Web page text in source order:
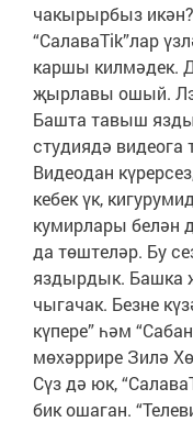
чакырырбыз
“СалаваTik”лар
каршы килмәдек.
җырлавы ошый.
Башта тавыш
студиядә
Видеодан
кебек үк,
кумирлары белән
да төштеләр. Бу
яздырдык. Башка
чыгачак. Безне
күпере” һәм
мөхәррире Зилә
Сүз дә юк,
бик ошаган.